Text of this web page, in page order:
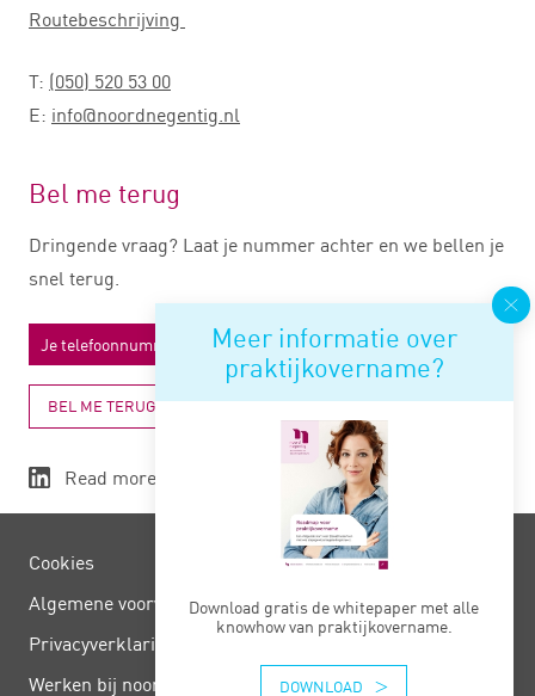
Meer informatie over
praktijkovername?
Download gratis de whitepaper met alle
knowhow van praktijkovername.
DOWNLOAD
Routebeschrijving
T: (050) 520 53 00
E: info@noordnegentig.nl
Bel me terug
Dringende vraag? Laat je nummer achter en we bellen je
snel terug.
BEL ME TERUG
Read more
Cookies
Algemene voorwaarden
Privacy­verklaring
Werken bij noord negentig